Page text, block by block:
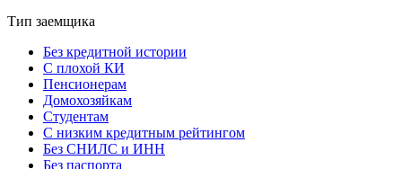
Тип заемщика
Без кредитной истории
С плохой КИ
Пенсионерам
Домохозяйкам
Студентам
С низким кредитным рейтингом
Без СНИЛС и ИНН
Без паспорта